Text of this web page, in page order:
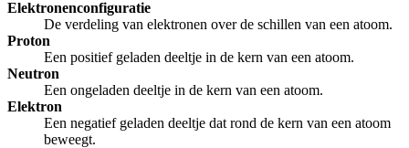
Elektronenconfiguratie
De verdeling van elektronen over de schillen van een atoom.
Proton
Een positief geladen deeltje in de kern van een atoom.
Neutron
Een ongeladen deeltje in de kern van een atoom.
Elektron
Een negatief geladen deeltje dat rond de kern van een atoom
beweegt.